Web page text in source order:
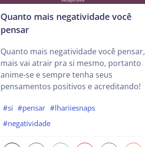
Quanto mais negatividade você
pensar
Quanto mais negatividade você pensar,
mais vai atrair pra si mesmo, portanto
anime-se e sempre tenha seus
pensamentos positivos e acreditando!
#si #pensar #lhariiesnaps
#negatividade